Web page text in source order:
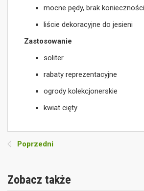
mocne pędy, brak
liście dekoracyjne do jesieni
Zastosowanie
soliter
rabaty reprezentacyjne
ogrody kolekcjonerskie
kwiat cięty
Poprzedni
Zobacz także